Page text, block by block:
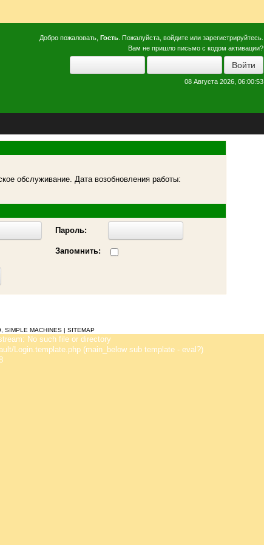
Добро пожаловать, Гость . Пожалуйста, войдите или зарегистрируйтесь
Вам не пришло письмо с кодом активации?
08 Августа 2026, 06:00:53
обслуживание. Дата возобновления работы:
Пароль:
Запомнить:
SIMPLE MACHINES | SITEMAP
No such file or directory
Login.template.php (main_below sub template - eval?)